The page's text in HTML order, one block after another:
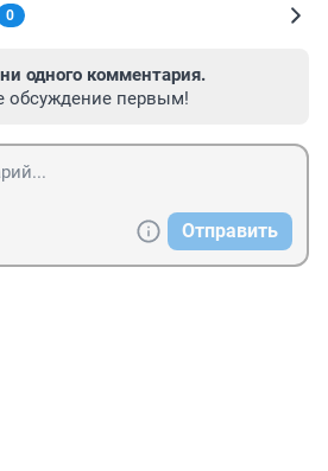
0
одного комментария.
обсуждение первым!
Отправить